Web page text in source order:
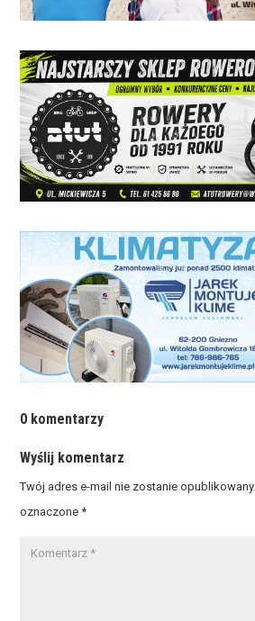
0 komentarzy
Wyślij komentarz
Twój adres e-mail nie zostanie opublikowany.
oznaczone*